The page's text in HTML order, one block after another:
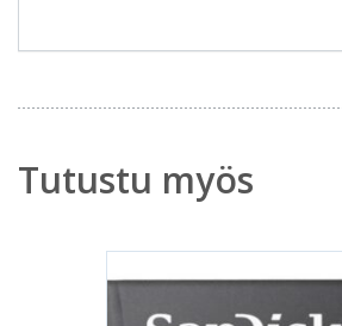
Tutustu myös